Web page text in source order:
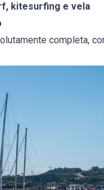
kitesurfing e vela
completa,